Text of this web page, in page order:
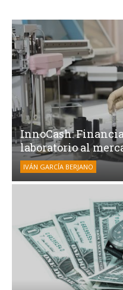
InnoCash:
laboratorio al
IVÁN GARCÍA BERJANO